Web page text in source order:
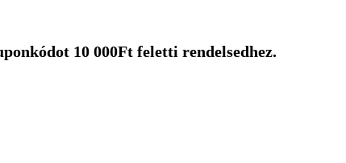
10 000Ft feletti rendelsedhez.